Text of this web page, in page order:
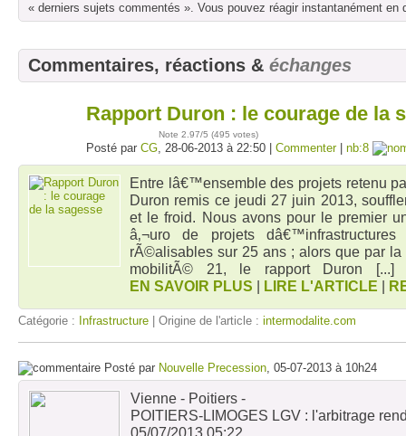
« derniers sujets commentés ». Vous pouvez réagir instantanément
Commentaires, réactions & échanges
Rapport Duron : le courage de la
Note 2.97/5 (495 votes)
Posté par CG, 28-06-2013 à 22:50 | Commenter| nb:8
Entre lâ€™ensemble des projets retenu
Duron remis ce jeudi 27 juin 2013,
et le froid. Nous avons pour le premier
â‚¬uro de projets
rÃ©alisables sur 25 ans ; alors que par
mobilitÃ© 21, le rapport Duron
EN SAVOIR PLUS | LIRE L'ARTICLE |
Catégorie : Infrastructure | Origine de l'article : intermodalite.com
Posté par Nouvelle Precession, 05-07-2013 à 10h24
Vienne - Poitiers -
POITIERS-LIMOGES LGV : l'arbitrage
05/07/2013 05:22